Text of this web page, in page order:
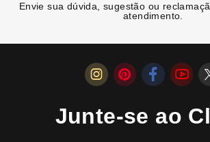
Envie sua dúvida, sugestão ou
atendimento.
Junte-se ao